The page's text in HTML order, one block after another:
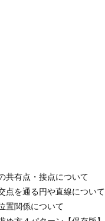
共有点・接点について
点を通る円や直線について
置関係について